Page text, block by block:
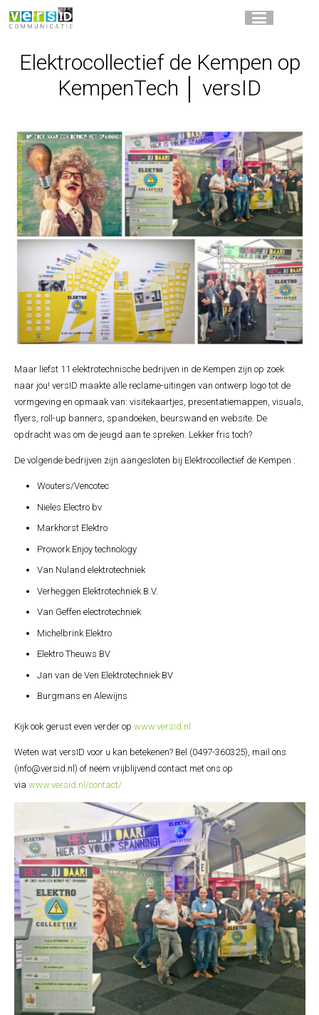
Elektrocollectief de Kempen op
KempenTech │ versID
Maar liefst 11 elektrotechnische bedrijven in de Kempen zijn op zoek
naar jou! versID maakte alle reclame-uitingen van ontwerp logo tot de
vormgeving en opmaak van: visitekaartjes, presentatiemappen, visuals,
flyers, roll-up banners, spandoeken, beurswand en website. De
opdracht was om de jeugd aan te spreken. Lekker fris toch?
De volgende bedrijven zijn aangesloten bij Elektrocollectief de Kempen :
Wouters/Vencotec
Nieles Electro bv
Markhorst Elektro
Prowork Enjoy technology
Van Nuland elektrotechniek
Verheggen Elektrotechniek B.V.
Van Geffen electrotechniek
Michelbrink Elektro
Elektro Theuws BV
Jan van de Ven Elektrotechniek BV
Burgmans en Alewijns
Kijk ook gerust even verder op www.versid.nl
Weten wat versID voor u kan betekenen? Bel (0497-360325), mail ons
(info@versid.nl) of neem vrijblijvend contact met ons op
via www.versid.nl/contact/